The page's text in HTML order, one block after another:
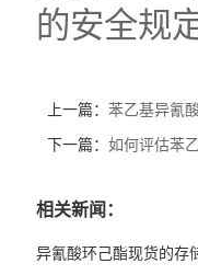
的安全规
上一篇： 苯乙基异氰
下一篇： 如何评估苯
相关新闻：
异氰酸环己酯现货的存